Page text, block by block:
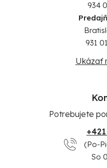
934
931
Ukázať
Potrebujete
(Po-
So